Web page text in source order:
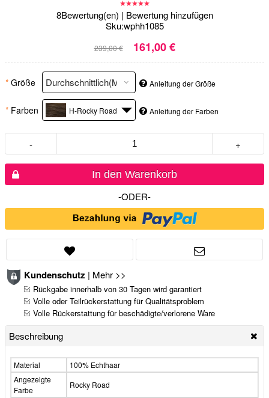
8Bewertung(en) | Bewertung hinzufügen
Sku:wphh1085
239,00 € 161,00 €
* Größe Anleitung der Größe
* Farben H-Rocky Road Anleitung der Farben
- +
In den Warenkorb
-ODER-
Kundenschutz | Mehr >>
Rückgabe innerhalb von 30 Tagen wird garantiert
Volle oder Teilrückerstattung für Qualitätsproblem
Volle Rückerstattung für beschädigte/verlorene Ware
Beschreibung
Material
100% Echthaar
Angezeigte
Farbe
Rocky Road